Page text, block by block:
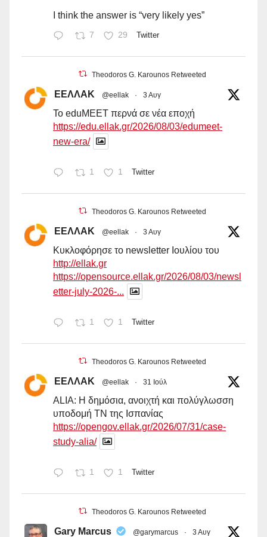
I think the answer is “very likely yes”
7 29 Twitter
Theodoros G. Karounos Retweeted
ΕΕΛΛΑΚ @eellak · 3 Αυγ
Το eduMEET περνά σε νέα εποχή
https://edu.ellak.gr/2026/08/03/edumeet-
new-era/
1 1 Twitter
Theodoros G. Karounos Retweeted
ΕΕΛΛΑΚ @eellak · 3 Αυγ
Κυκλοφόρησε το newsletter Ιουλίου του
http://ellak.gr
https://opensource.ellak.gr/2026/08/03/newsl
etter-july-2026-...
1 1 Twitter
Theodoros G. Karounos Retweeted
ΕΕΛΛΑΚ @eellak · 31 Ιούλ
ALIA: Η δημόσια, ανοιχτή και πολύγλωσση
υποδομή ΤΝ της Ισπανίας
https://opengov.ellak.gr/2026/07/31/case-
study-alia/
1 1 Twitter
Theodoros G. Karounos Retweeted
Gary Marcus @garymarcus · 3 Αυγ